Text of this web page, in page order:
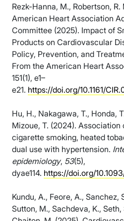
Rezk-Hanna, M., Robertson, R.
American Heart Association
Committee (2025). Impact of
Products on Cardiovascular
Policy, Prevention, and
From the American Heart
151(1), e1–
e21. https://doi.org/10.1161/
Hu, H., Nakagawa, T., Honda,
Mizoue, T. (2024).
cigarette smoking, heated
dual use with hypertension.
epidemiology, 53(5),
dyae114. https://doi.org/
Kundu, A., Feore, A., Sanchez,
Sutton, M., Sachdeva, K.,